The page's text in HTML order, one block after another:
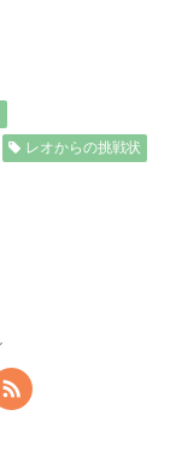
レオからの挑戦状